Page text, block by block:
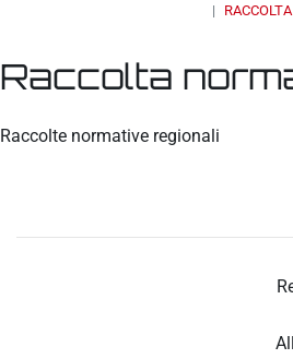
Raccolta
Raccolte normative regionali